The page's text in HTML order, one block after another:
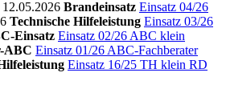
12.05.2026 Brandeinsatz Einsatz 04/26
Technische Hilfeleistung Einsatz 03/26
Einsatz Einsatz 02/26 ABC klein
ABC Einsatz 01/26 ABC-Fachberater
Einsatz 16/25 TH klein RD